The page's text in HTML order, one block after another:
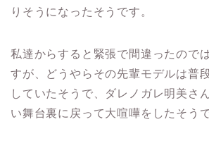
りそうになったそうです。
私達からすると緊張で間違ったので
すが、どうやらその先輩モデルは普
していたそうで、ダレノガレ明美さ
い舞台裏に戻って大喧嘩をしたそうで